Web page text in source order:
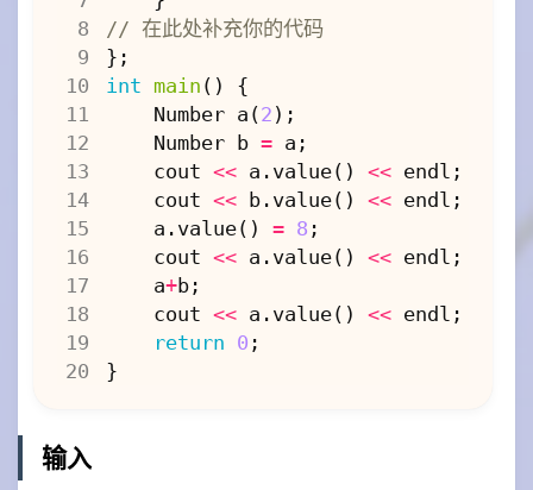
14
// 在此处补充你的代码
};
int main ()
{
Number a (2 );
Number
b = a ;
cout << a . value() << endl ;
cout << b. value() << endl ;
a . value() = 8 ;
cout << a . value() << endl ;
a+b;
cout << a . value() << endl ;
return 0 ;
}
输入